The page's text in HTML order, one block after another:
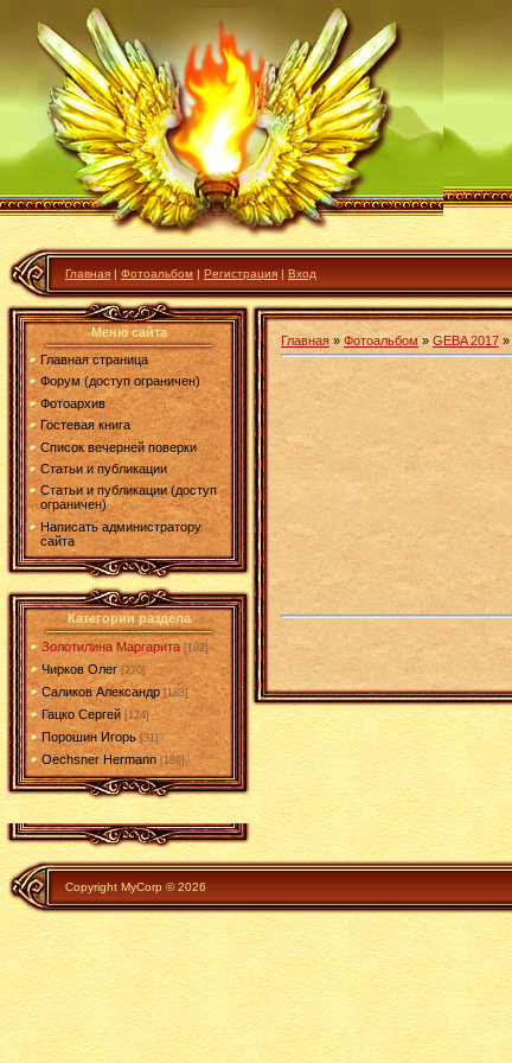
Главная | Фотоальбом | Регистрация | Вход
Меню сайта
Главная страница
Форум (доступ ограничен)
Фотоархив
Гостевая книга
Список вечерней поверки
Статьи и публикации
Статьи и публикации (доступ
ограничен)
Написать администратору
сайта
Категории раздела
Золотилина Маргарита [102]
Чирков Олег [270]
Саликов Александр [188]
Гацко Сергей [124]
Порошин Игорь [31]
Oechsner Hermann [189]
Главная » Фотоальбом» GEBA 2017 »
Copyright MyCorp © 2026